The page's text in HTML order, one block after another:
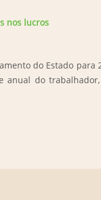
nos lucros
do Estado para
do